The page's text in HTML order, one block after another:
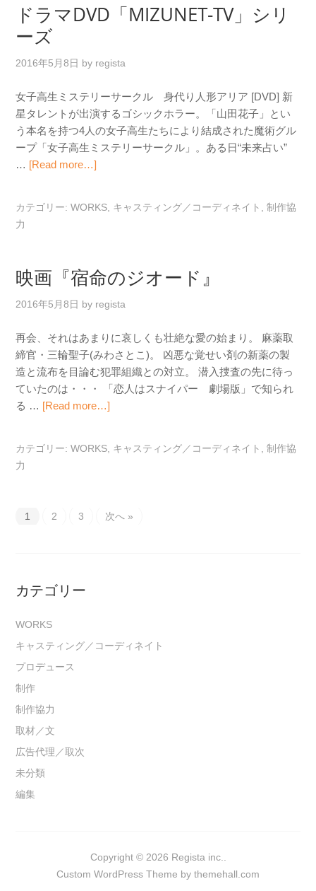
ドラマDVD「MIZUNET-TV」シリ
ーズ
2016年5月8日 by regista
女子高生ミステリーサークル 身代り人形アリア [DVD] 新
星タレントが出演するゴシックホラー。「山田花子」とい
う本名を持つ4人の女子高生たちにより結成された魔術グル
ープ「女子高生ミステリーサークル」。ある日“未来占い”
… [Read more…]
カテゴリー:WORKS キャスティング／コーディネイト ,制作協
力
映画『宿命のジオード』
2016年5月8日 by regista
再会、それはあまりに哀しくも壮絶な愛の始まり。 麻薬取
締官・三輪聖子(みわさとこ)。 凶悪な覚せい剤の新薬の製
造と流布を目論む犯罪組織との対立。 潜入捜査の先に待っ
ていたのは・・・ 「恋人はスナイパー 劇場版」で知られ
る … [Read more…]
カテゴリー:WORKS キャスティング／コーディネイト ,制作協
力
1 2 3 次へ »
カテゴリー
WORKS
キャスティング／コーディネイト
プロデュース
制作
制作協力
取材／文
広告代理／取次
未分類
編集
Copyright © 2026 Regista inc..
Custom WordPress Theme by themehall.com